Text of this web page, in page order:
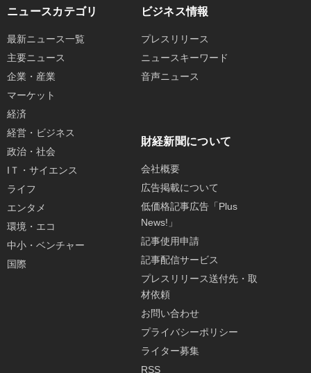
ニュースカテゴリ
最新ニュース一覧
主要ニュース
企業・産業
マーケット
経済
経営・ビジネス
政治・社会
IＴ・サイエンス
ライフ
エンタメ
環境・エコ
中小・ベンチャー
国際
ビジネス情報
プレスリリース
ニュースキーワード
音声ニュース
財経新聞について
会社概要
広告掲載について
低価格記事広告「Plus
News!」
記事使用申請
記事配信サービス
プレスリリース送付先・取
材依頼
お問い合わせ
プライバシーポリシー
ライター募集
RSS